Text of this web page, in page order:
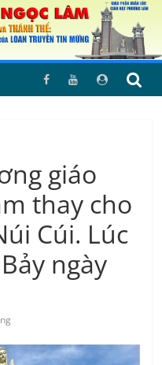
giáo
thay cho
Cúi. Lúc
ngày